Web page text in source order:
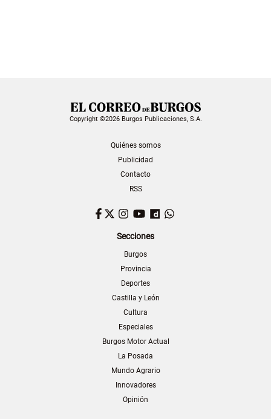
Copyright ©2026 Burgos Publicaciones, S.A.
Quiénes somos
Publicidad
Contacto
RSS
Facebook
TwitterInstagram
YouTubeDailymotion
Secciones
Burgos
Provincia
Deportes
Castilla y León
Cultura
Especiales
Burgos Motor Actual
La Posada
Mundo Agrario
Innovadores
Opinión